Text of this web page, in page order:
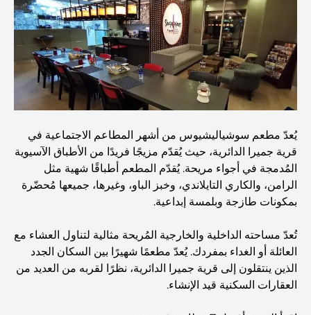
اكتشف أفضل وجبة إفطار في منطقة الخليج التجاري، دبي
المستشفيات الحكومية في دبي: رعاية صحية شاملة للجميع
أغلى سيارة لامبورغيني على الإطلاق: قائمة هواة الجمع
أغلى مدارس جيمس في دبي: دليل شامل للآباء
أفضل المدارس القريبة من داماك هيلز 2: دليل للعائلات
أفضل المطاعم الهندية في دبي: رحلة طهي
يُعدّ مطعم سوشياليشيوس من أشهر المطاعم الاجتماعية في
قرية جميرا الدائرية، حيث يُقدّم مزيجًا فريدًا من الأطباق الآسيوية
المُدمجة في أجواء مريحة. يُقدّم المطعم أطباقًا شهية مثل
الرامن، والكاري التايلاندي، وخبز الباو، وغيرها، جميعها مُحضّرة
بمكونات طازجة وبلمسة إبداعية.
تُعدّ مساحته الداخلية والخارجية المُريحة مثالية لتناول العشاء مع
العائلة أو الغداء بمفردك. يُعدّ مطعمًا شهيرًا بين السكان الجدد
الذين ينتقلون إلى قرية جميرا الدائرية، نظرًا لقربه من العديد من
العقارات السكنية قيد الإنشاء.